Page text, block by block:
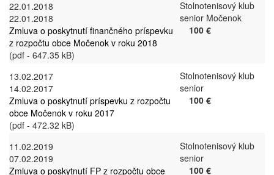
22.01.2018
22.01.2018
Zmluva o poskytnutí finančného príspevku
z rozpočtu obce Močenok v roku 2018
(pdf - 647.35 kB)
Stolnotenisový klub
senior Močenok
100 €
13.02.2017
14.02.2017
Zmluva o poskytnutí príspevku z rozpočtu
obce Močenok v roku 2017
(pdf - 472.32 kB)
Stolnotenisový klub
senior
100 €
11.02.2019
07.02.2019
Zmluva o poskytnutí FP z rozpočtu obce
Stolnotenisový klub
senior
100 €